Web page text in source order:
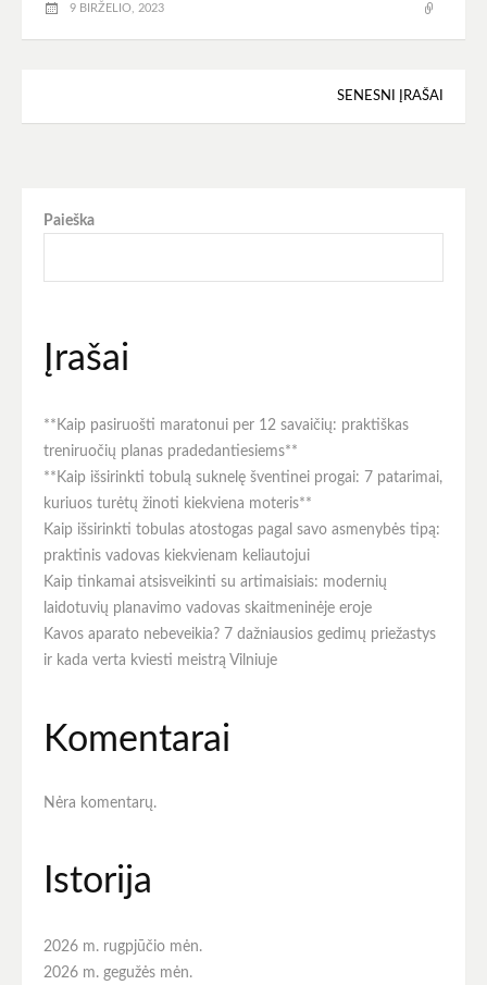
9 BIRŽELIO, 2023
SENESNI ĮRAŠAI
Paieška
Įrašai
**Kaip pasiruošti maratonui per 12 savaičių: praktiškas
treniruočių planas pradedantiesiems**
**Kaip išsirinkti tobulą suknelę šventinei progai: 7 patarimai,
kuriuos turėtų žinoti kiekviena moteris**
Kaip išsirinkti tobulas atostogas pagal savo asmenybės tipą:
praktinis vadovas kiekvienam keliautojui
Kaip tinkamai atsisveikinti su artimaisiais: modernių
laidotuvių planavimo vadovas skaitmeninėje eroje
Kavos aparato nebeveikia? 7 dažniausios gedimų priežastys
ir kada verta kviesti meistrą Vilniuje
Komentarai
Nėra komentarų.
Istorija
2026 m. rugpjūčio mėn.
2026 m. gegužės mėn.